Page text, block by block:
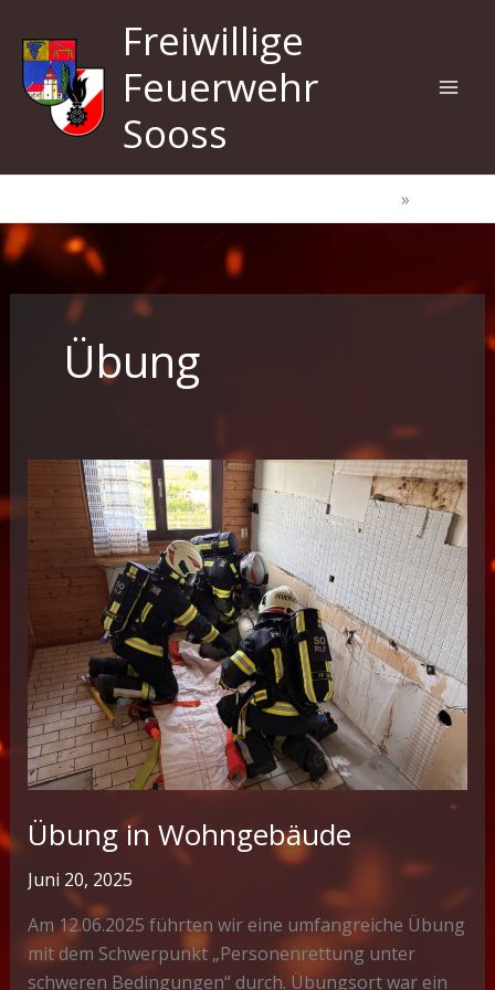
Inhalt
springen
Freiwillige
Feuerwehr
Sooss
Übung
Übung in Wohngebäude
Juni 20, 2025
Am 12.06.2025 führten wir eine umfangreiche Übung
mit dem Schwerpunkt „Personenrettung unter
schweren Bedingungen“ durch. Übungsort war ein